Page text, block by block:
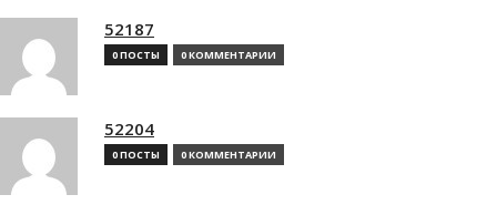
52187
0 ПОСТЫ 0 КОММЕНТАРИИ
52204
0 ПОСТЫ 0 КОММЕНТАРИИ